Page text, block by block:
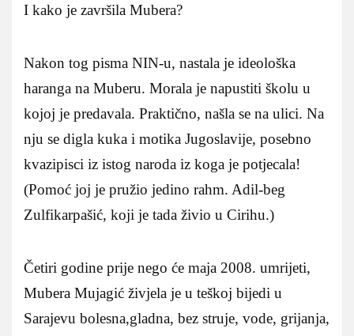
I kako je završila Mubera?
Nakon tog pisma NIN-u, nastala je ideološka
haranga na Muberu. Morala je napustiti školu u
kojoj je predavala. Praktično, našla se na ulici. Na
nju se digla kuka i motika Jugoslavije, posebno
kvazipisci iz istog naroda iz koga je potjecala!
(Pomoć joj je pružio jedino rahm. Adil-beg
Zulfikarpašić, koji je tada živio u Cirihu.)
Četiri godine prije nego će maja 2008. umrijeti,
Mubera Mujagić živjela je u teškoj bijedi u
Sarajevu bolesna,gladna, bez struje, vode, grijanja,